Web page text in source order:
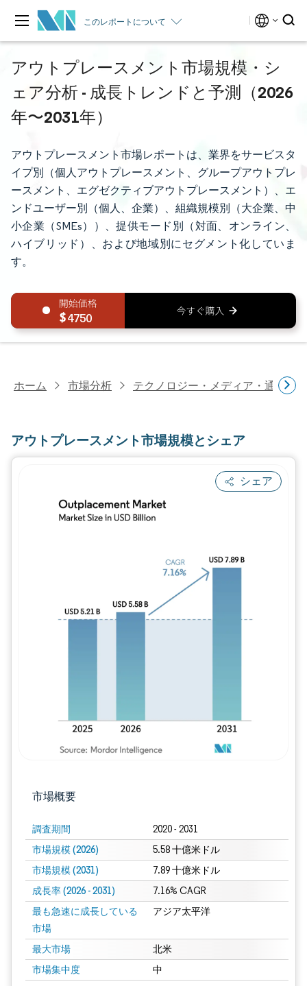
このレポートについて
アウトプレースメント市場規模・シ
ェア分析 - 成長トレンドと予測（2026
年〜2031年）
アウトプレースメント市場レポートは、業界をサービスタ
イプ別（個人アウトプレースメント、グループアウトプレ
ースメント、エグゼクティブアウトプレースメント）、エ
ンドユーザー別（個人、企業）、組織規模別（大企業、中
小企業（SMEs））、提供モード別（対面、オンライン、
ハイブリッド）、および地域別にセグメント化していま
す。
4750
ホーム 市場分析 テクノロジー・メディア・通信研
アウトプレースメント市場規模とシェア
シェア
市場概要
調査期間 2020 - 2031
市場規模 (2026) 5.58 十億米ドル
市場規模 (2031) 7.89 十億米ドル
成長率 (2026 - 2031) 7.16% CAGR
最も急速に成長している
市場
アジア太平洋
最大市場 北米
市場集中度 中